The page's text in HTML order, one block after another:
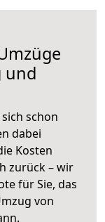
und
schon
dabei
Kosten
zurück – wir
für Sie, das
von